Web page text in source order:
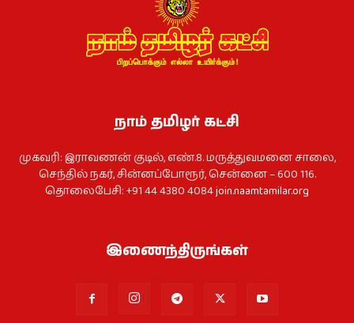
நாம் தமிழர் கட்சி
முகவரி: இராவணன் குடில், எண்.8. மருத்துவமனை சாலை,
செந்தில் நகர், சின்னப்போரூர், சென்னை – 600 116.
தொலைபேசி: +91 44 4380 4084join.naamtamilar.org
இணைந்திருங்கள்